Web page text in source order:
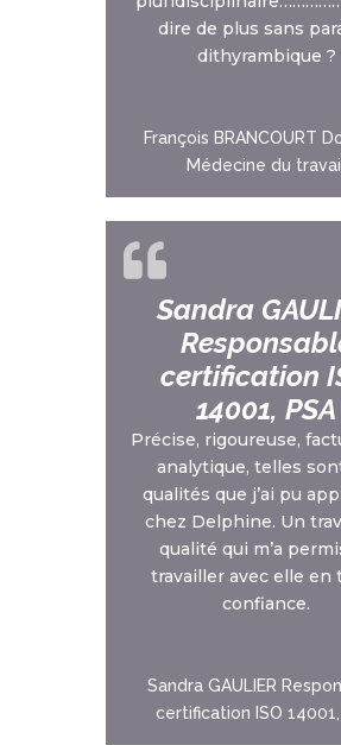
dire de plus sans
dithyrambique ?
François BRANCOURT
Médecine du
Sandra
certification
14001, PSA
Précise, rigoureuse,
analytique, telles
qualités que j’ai pu
chez Delphine. Un
qualité qui m’a
travailler avec elle en
confiance.
Sandra GAULIER
certification ISO 14001,